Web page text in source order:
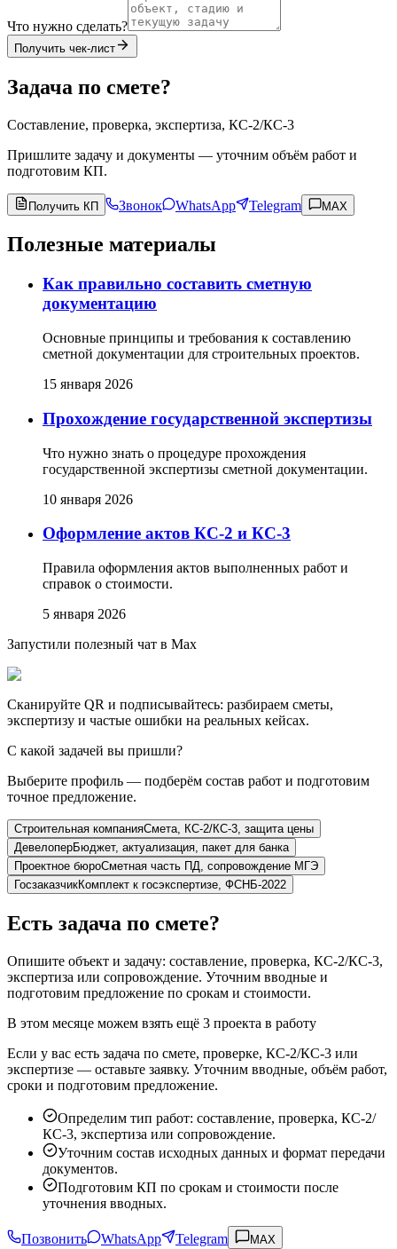
Что нужно сделать?
Получить чек-лист
Задача по смете?
Составление, проверка, экспертиза, КС-2/КС-3
Пришлите задачу и документы — уточним объём работ и
подготовим КП.
Получить КП Звонок WhatsApp Telegram MAX
Полезные материалы
Как правильно составить сметную
документацию
Основные принципы и требования к составлению
сметной документации для строительных проектов.
15 января 2026
Прохождение государственной экспертизы
Что нужно знать о процедуре прохождения
государственной экспертизы сметной документации.
10 января 2026
Оформление актов КС-2 и КС-3
Правила оформления актов выполненных работ и
справок о стоимости.
5 января 2026
Запустили полезный чат в Max
Сканируйте QR и подписывайтесь: разбираем сметы,
экспертизу и частые ошибки на реальных кейсах.
С какой задачей вы пришли?
Выберите профиль — подберём состав работ и подготовим
точное предложение.
Строительная компанияСмета, КС-2/КС-3, защита цены
ДевелоперБюджет, актуализация, пакет для банка
Проектное бюроСметная часть ПД, сопровождение МГЭ
ГосзаказчикКомплект к госэкспертизе, ФСНБ-2022
Есть задача по смете?
Опишите объект и задачу: составление, проверка, КС-2/КС-3,
экспертиза или сопровождение. Уточним вводные и
подготовим предложение по срокам и стоимости.
В этом месяце можем взять ещё 3 проекта в работу
Если у вас есть задача по смете, проверке, КС-2/КС-3 или
экспертизе — оставьте заявку. Уточним вводные, объём работ,
сроки и подготовим предложение.
Определим тип работ: составление, проверка, КС-2/
КС-3, экспертиза или сопровождение.
Уточним состав исходных данных и формат передачи
документов.
Подготовим КП по срокам и стоимости после
уточнения вводных.
Позвонить WhatsApp Telegram MAX